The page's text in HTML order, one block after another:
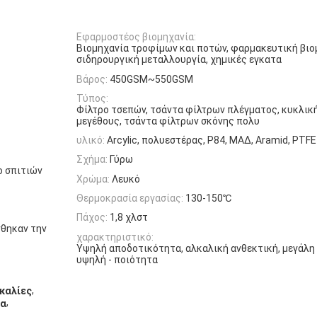
Εφαρμοστέος βιομηχανία:
Βιομηχανία τροφίμων και ποτών, φαρμακευτική
σιδηρουργική μεταλλουργία, χημικές εγκατα
Βάρος: 450GSM~550GSM
Τύπος:
Φίλτρο τσεπών, τσάντα φίλτρων πλέγματος,
μεγέθους, τσάντα φίλτρων σκόνης πολυ
υλικό: Arcylic, πολυεστέρας, P84, ΜΑΔ, Aramid,
σπιτιών
Σχήμα: Γύρω
Χρώμα: Λευκό
Θερμοκρασία εργασίας: 130-150℃
την
Πάχος: 1,8 χλστ
χαρακτηριστικό:
Υψηλή αποδοτικότητα, αλκαλική ανθεκτική,
υψηλή - ποιότητα
,
,